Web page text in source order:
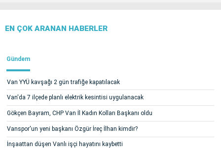
EN ÇOK ARANAN HABERLER
Gündem
Van YYÜ kavşağı 2 gün trafiğe kapatılacak
Van'da 7 ilçede planlı elektrik kesintisi uygulanacak
Gökçen Bayram, CHP Van İl Kadın Kolları Başkanı oldu
Vanspor'un yeni başkanı Özgür İreç İlhan kimdir?
İnşaattan düşen Vanlı işçi hayatını kaybetti